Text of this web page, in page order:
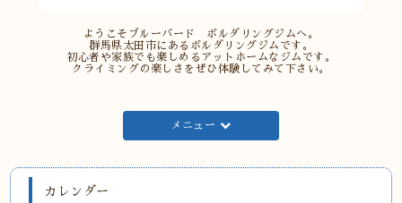
ようこそブルーバード ボルダリングジムへ。
群馬県太田市にあるボルダリングジムです。
初心者や家族でも楽しめるアットホームなジムです。
クライミングの楽しさをぜひ体験してみて下さい。
メニュー
カレンダー